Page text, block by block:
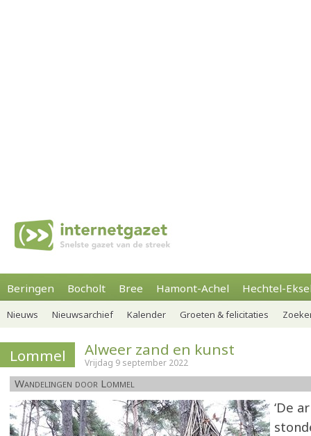
Beringen Bocholt Bree Hamont-Achel Hechtel-
Nieuws Nieuwsarchief Kalender Groeten & felicitaties
Lommel Alweer zand en kunst
Vrijdag 9 september 2022
Wandelingen door Lommel
‘De